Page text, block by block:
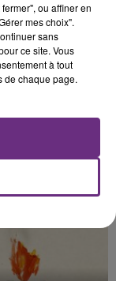
FERME
de
ou affiner en
mes choix".
sans
ce site. Vous
à tout
de chaque page.